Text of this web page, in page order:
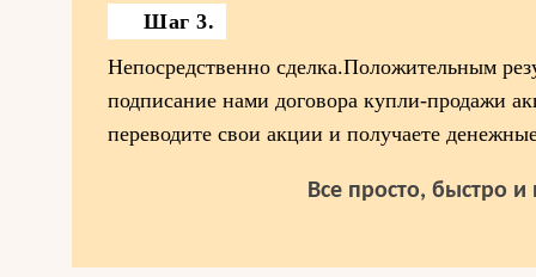
Шаг 3.
Непосредственно сделка.Положительным
подписание нами договора купли-продажи
переводите свои акции и получаете
Все просто, быстро и